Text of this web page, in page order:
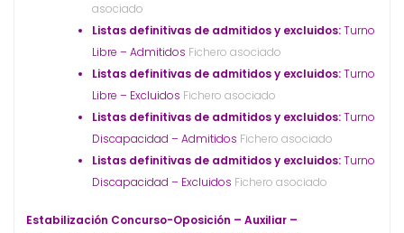
asociado
Listas definitivas de admitidos y excluidos:Turno
Libre – Admitidos Fichero asociado
Listas definitivas de admitidos y excluidos:Turno
Libre – Excluidos Fichero asociado
Listas definitivas de admitidos y excluidos:Turno
Discapacidad – Admitidos Fichero asociado
Listas definitivas de admitidos y excluidos:Turno
Discapacidad – Excluidos Fichero asociado
Estabilización Concurso-Oposición – Auxiliar –